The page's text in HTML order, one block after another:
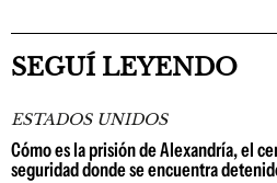
SEGUÍ LEYENDO
ESTADOS UNIDOS
Cómo es la prisión de Alexandría, el
seguridad donde se encuentra